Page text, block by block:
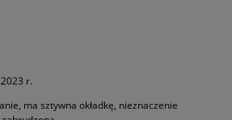
r.
ma sztywna okładkę, nieznaczenie